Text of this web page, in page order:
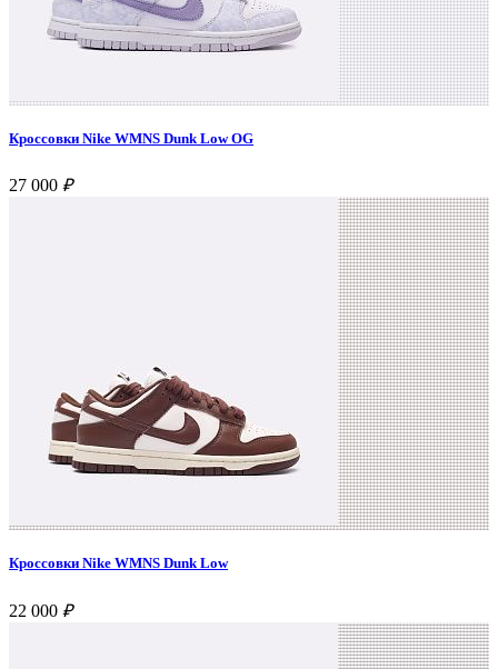
Кроссовки Nike WMNS Dunk Low OG
27 000 ₽
Кроссовки Nike WMNS Dunk Low
22 000 ₽